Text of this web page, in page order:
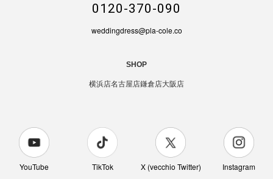
0120-370-090
weddingdress@pla-cole.co
SHOP
横浜店名古屋店鎌倉店大阪店
YouTube TikTok X (vecchio Twitter) Instagram